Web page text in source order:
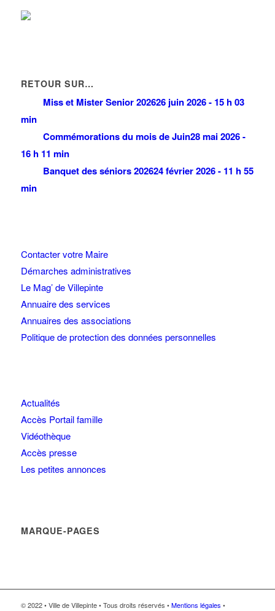
RETOUR SUR…
Miss et Mister Senior 202626 juin 2026 - 15 h 03
min
Commémorations du mois de Juin28 mai 2026 -
16 h 11 min
Banquet des séniors 202624 février 2026 - 11 h 55
min
Contacter votre Maire
Démarches administratives
Le Mag’ de Villepinte
Annuaire des services
Annuaires des associations
Politique de protection des données personnelles
Actualités
Accès Portail famille
Vidéothèque
Accès presse
Les petites annonces
MARQUE-PAGES
© 2022 • Ville de Villepinte • Tous droits réservés •Mentions légales •